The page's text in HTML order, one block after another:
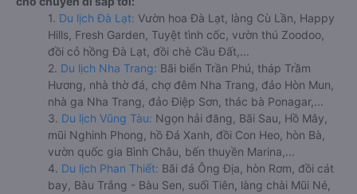
1. Du lịch Đà Lạt: Vườn hoa Đà Lạt, làng Cù Lần, Happy
Hills, Fresh Garden, Tuyệt tình cốc, vườn thú Zoodoo,
đồi cỏ hồng Đà Lạt, đồi chè Cầu Đất,...
2. Du lịch Nha Trang: Bãi biển Trần Phú, tháp Trầm
Hương, nhà thờ đá, chợ đêm Nha Trang, đảo Hòn Mun,
nhà ga Nha Trang, đảo Điệp Sơn, thác bà Ponagar,...
3. Du lịch Vũng Tàu: Ngọn hải đăng, Bãi Sau, Hồ Mây,
mũi Nghinh Phong, hồ Đá Xanh, đồi Con Heo, hòn Bà,
vườn quốc gia Bình Châu, bến thuyền Marina,...
4. Du lịch Phan Thiết: Bãi đá Ông Địa, hòn Rơm, đồi cát
bay, Bàu Trắng - Bàu Sen, suối Tiên, làng chài Mũi Né,